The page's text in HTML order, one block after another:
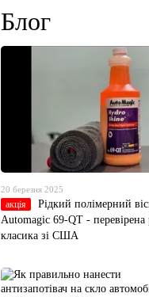
Блог
20 березня 2025
акція
Рідкий полімерний
Automagic 69-QT - перевірена
класика зі США